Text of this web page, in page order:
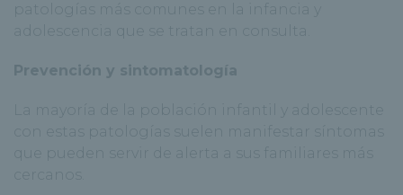
patologías más comunes en la infancia y
adolescencia que se tratan en consulta.
Prevención y sintomatología
La mayoría de la población infantil y adolescente
con estas patologías suelen manifestar síntomas
que pueden servir de alerta a sus familiares más
cercanos.